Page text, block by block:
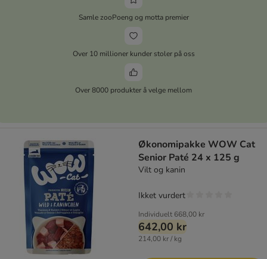
Samle zooPoeng og motta premier
Over 10 millioner kunder stoler på oss
Over 8000 produkter å velge mellom
Økonomipakke WOW Cat
Senior Paté 24 x 125 g
Vilt og kanin
Individuelt 668,00 kr
642,00 kr
214,00 kr / kg
Ikket vurdert